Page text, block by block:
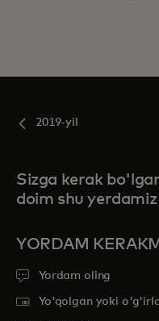
2019-yil
Sizga kerak
doim shu yerdamiz
YORDAM
Yordam oling
Yo'qolgan yoki